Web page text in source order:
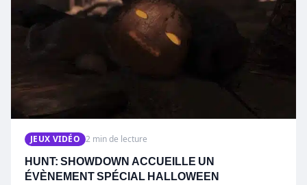
JEUX VIDÉO 2 min de lecture
HUNT: SHOWDOWN ACCUEILLE UN
ÉVÈNEMENT SPÉCIAL HALLOWEEN